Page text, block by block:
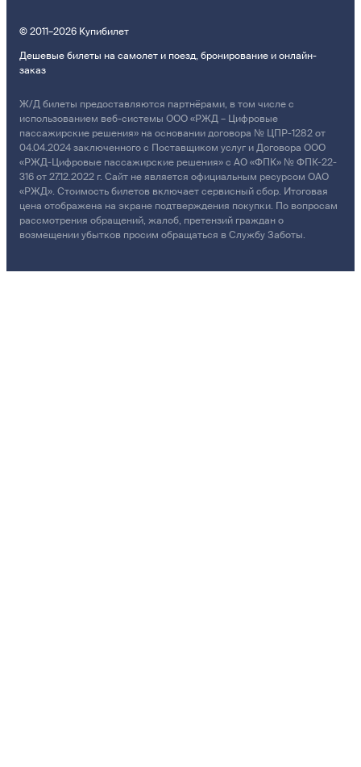
© 2011–2026 Купибилет
Дешевые билеты на самолет и поезд, бронирование и онлайн-
заказ
Ж/Д билеты предоставляются партнёрами, в том числе с
использованием веб-системы ООО «РЖД – Цифровые
пассажирские решения» на основании договора № ЦПР-1282 от
04.04.2024 заключенного с Поставщиком услуг и Договора ООО
«РЖД-Цифровые пассажирские решения» с АО «ФПК» № ФПК-22-
316 от 27.12.2022 г. Сайт не является официальным ресурсом ОАО
«РЖД». Стоимость билетов включает сервисный сбор. Итоговая
цена отображена на экране подтверждения покупки. По вопросам
рассмотрения обращений, жалоб, претензий граждан о
возмещении убытков просим обращаться в Службу Заботы.